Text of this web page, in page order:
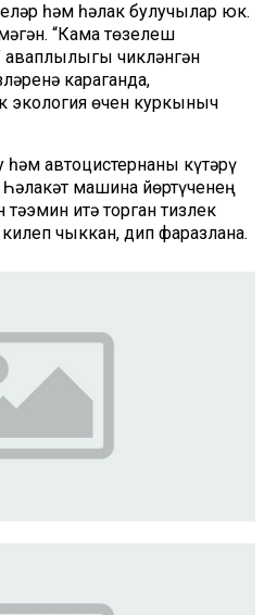
һәм һәлак булучылар юк.
“Кама төзелеш
җаваплылыгы чикләнгән
караганда,
экология өчен куркыныч
автоцистернаны күтәрү
машина йөртүченең
итә торган тизлек
чыккан, дип фаразлана.